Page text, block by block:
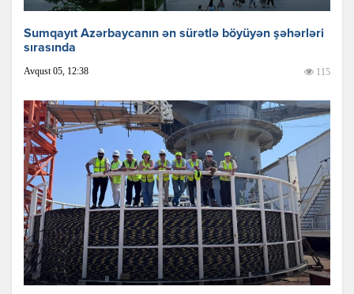
Sumqayıt Azərbaycanın ən sürətlə böyüyən şəhərləri
sırasında
Avqust 05, 12:38 115